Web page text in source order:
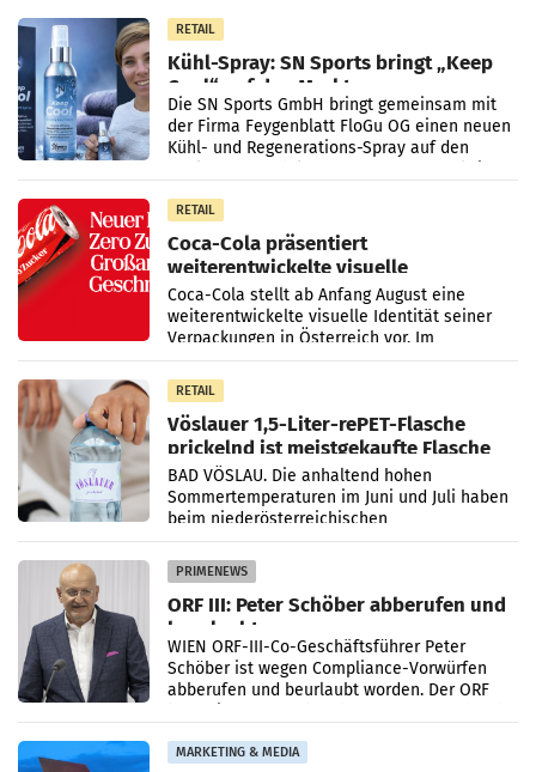
RETAIL
Kühl-Spray: SN Sports bringt „Keep
Cool“ auf den Markt
Die SN Sports GmbH bringt gemeinsam mit
der Firma Feygenblatt FloGu OG einen neuen
Kühl- und Regenerations-Spray auf den
RETAIL
Coca-Cola präsentiert
weiterentwickelte visuelle
Markenidentität
Coca-Cola stellt ab Anfang August eine
weiterentwickelte visuelle Identität seiner
Verpackungen in Österreich vor. Im
Mittelpunkt des Redesigns stehen zentrale
Gestaltungselemente
RETAIL
Vöslauer 1,5-Liter-rePET-Flasche
prickelnd ist meistgekaufte Flasche
Österreichs
BAD VÖSLAU. Die anhaltend hohen
Sommertemperaturen im Juni und Juli haben
beim niederösterreichischen
Getränkehersteller Vöslauer zu deutlichen
Absatzzuwächsen geführt. Während
PRIMENEWS
ORF III: Peter Schöber abberufen und
beurlaubt
WIEN ORF-III-Co-Geschäftsführer Peter
Schöber ist wegen Compliance-Vorwürfen
abberufen und beurlaubt worden. Der ORF
MARKETING & MEDIA